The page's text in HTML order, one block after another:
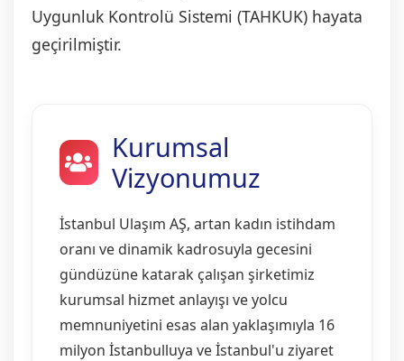
Uygunluk Kontrolü Sistemi (TAHKUK) hayata
geçirilmiştir.
Kurumsal
Vizyonumuz
İstanbul Ulaşım AŞ, artan kadın istihdam
oranı ve dinamik kadrosuyla gecesini
gündüzüne katarak çalışan şirketimiz
kurumsal hizmet anlayışı ve yolcu
memnuniyetini esas alan yaklaşımıyla 16
milyon İstanbulluya ve İstanbul'u ziyaret